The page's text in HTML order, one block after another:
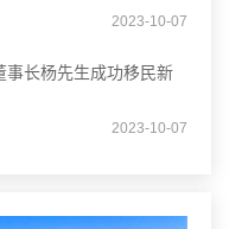
2023-10-07
事长杨先生成功移民新
2023-10-07